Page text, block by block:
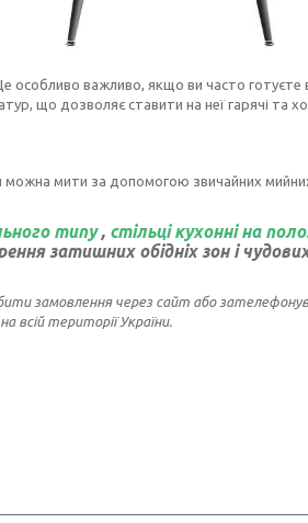
особливо важливо, якщо ви часто готуєте
що дозволяє ставити на неї гарячі та
можна мити за допомогою звичайних
типу, стільці кухонні на
затишних обідніх зон і
замовлення через сайт або
всій території України.